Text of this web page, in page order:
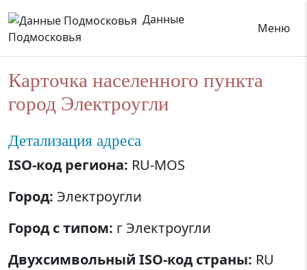
Данные
Подмосковья
Меню
Карточка населенного пункта
город Электроугли
Детализация адреса
ISO-код региона: RU-MOS
Город: Электроугли
Город с типом: г Электроугли
Двухсимвольный ISO-код страны: RU